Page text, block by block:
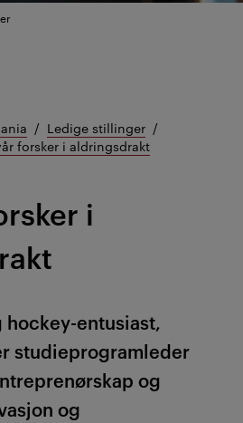
Ledige stillinger
forsker i aldringsdrakt
i
hockey-entusiast,
studieprogramleder
og
og